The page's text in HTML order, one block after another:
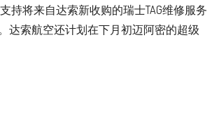
持将来自达索新收购的瑞士TAG维修服务
达索航空还计划在下月初迈阿密的超级